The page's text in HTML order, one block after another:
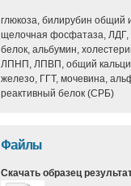
глюкоза, билирубин общий
щелочная фосфатаза, ЛДГ,
белок, альбумин,
ЛПНП, ЛПВП, общий
железо, ГГТ, мочевина,
реактивный белок (СРБ)
Файлы
Скачать образец